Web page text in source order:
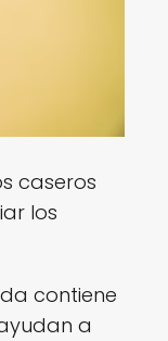
caseros
los
contiene
a